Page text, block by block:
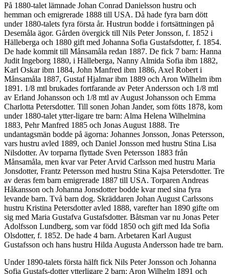
På 1880-talet lämnade Johan Conrad Danielsson hustru och
hemman och emigrerade 1888 till USA. Då hade fyra barn dött
under 1880-talets fyra första år. Hustrun bodde i fortsättningen på
Desemåla ägor. Gården övergick till Nils Peter Jonsson, f. 1852 i
Hälleberga och 1880 gift med Johanna Sofia Gustafsdotter, f. 1854.
De hade kommit till Månsamåla redan 1887. De fick 7 barn: Hanna
Judit Ingeborg 1880, i Hälleberga, Nanny Almida Sofia ibm 1882,
Karl Oskar ibm 1884, John Manfred ibm 1886, Axel Robert i
Månsamåla 1887, Gustaf Hjalmar ibm 1889 och Aron Wilhelm ibm
1891. 1/8 mtl brukades fortfarande av Peter Andersson och 1/8 mtl
av Erland Johansson och 1/8 mtl av August Johansson och Emma
Charlotta Petersdotter. Till sonen Johan Jander, som fötts 1878, kom
under 1880-talet ytter-ligare tre barn: Alma Helena Wilhelmina
1883, Pehr Manfred 1885 och Jonas August 1888. Tre
undantagsmän bodde på ägorna: Johannes Jonsson, Jonas Petersson,
vars hustru avled 1889, och Daniel Jonsson med hustru Stina Lisa
Nilsdotter. Av torparna flyttade Sven Petersson 1883 från
Månsamåla, men kvar var Peter Arvid Carlsson med hustru Maria
Jonsdotter, Frantz Petersson med hustru Stina Kajsa Petersdotter. Tre
av deras fem barn emigrerade 1887 till USA. Torparen Andreas
Håkansson och Johanna Jonsdotter bodde kvar med sina fyra
levande barn. Två barn dog. Skräddaren Johan August Carlssons
hustru Kristina Petersdotter avled 1888, varefter han 1890 gifte om
sig med Maria Gustafva Gustafsdotter. Båtsman var nu Jonas Peter
Adolfsson Lundberg, som var född 1850 och gift med Ida Sofia
Olsdotter, f. 1852. De hade 4 barn. Arbetaren Karl August
Gustafsson och hans hustru Hilda Augusta Andersson hade tre barn.
Under 1890-talets första hälft fick Nils Peter Jonsson och Johanna
Sofia Gustafs-dotter ytterligare 2 barn: Aron Wilhelm 1891 och